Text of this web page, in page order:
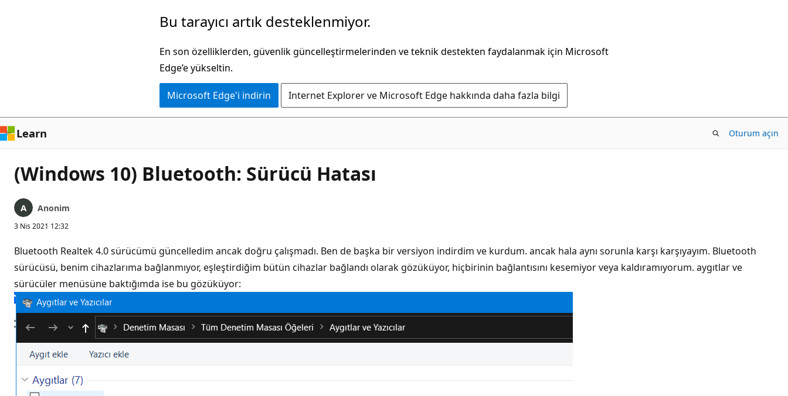
Bu tarayıcı artık desteklenmiyor.
En son özelliklerden, güvenlik güncelleştirmelerinden ve teknik destekten faydalanmak için Microsoft
Edge’e yükseltin.
Microsoft Edge'i indirin Internet Explorer ve Microsoft Edge hakkında daha fazla bilgi
Learn Oturum açın
(Windows 10) Bluetooth: Sürücü Hatası
Anonim
3 Nis 2021 12:32
Bluetooth Realtek 4.0 sürücümü güncelledim ancak doğru çalışmadı. Ben de başka bir versiyon indirdim ve kurdum. ancak hala aynı sorunla karşı karşıyayım. Bluetooth
sürücüsü, benim cihazlarıma bağlanmıyor, eşleştirdiğim bütün cihazlar bağlandı olarak gözüküyor, hiçbirinin bağlantısını kesemiyor veya kaldıramıyorum. aygıtlar ve
sürücüler menüsüne baktığımda ise bu gözüküyor: